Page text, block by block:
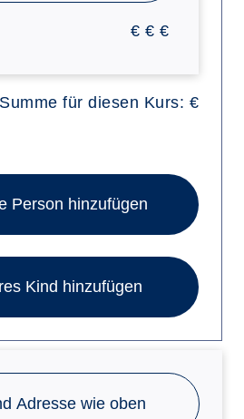
€ € €
Summe für diesen Kurs: €
Person hinzufügen
Kind hinzufügen
Adresse wie oben